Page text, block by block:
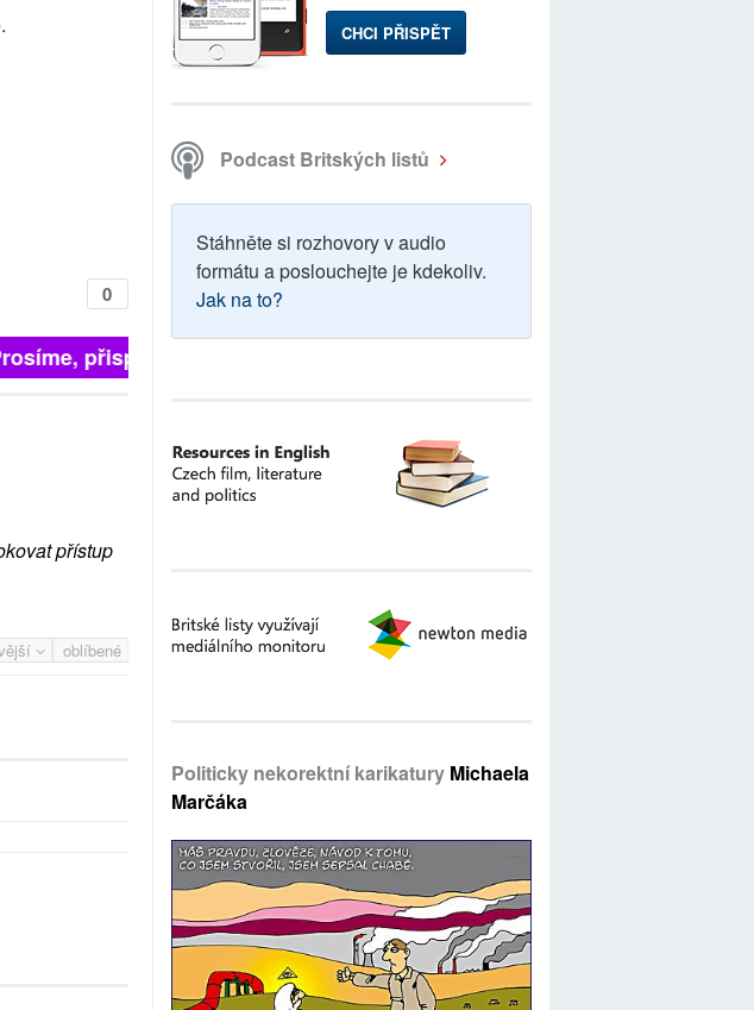
0
přispějte. ➥
přístup
oblíbené
CHCI PŘISPĚT
Podcast Britských listů
Stáhněte si rozhovory v audio
formátu a poslouchejte je kdekoliv.
Jak na to?
Politicky nekorektní karikatury Michaela
Marčáka